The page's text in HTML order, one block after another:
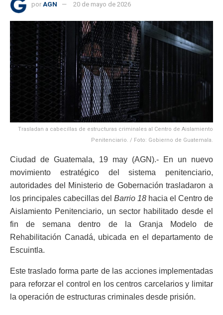
por AGN 20 de mayo de 2026
Trasladan a cabecillas de estructuras criminales al Centro de Aislamiento
Penitenciario. / Foto: Gobierno de Guatemala.
Ciudad de Guatemala, 19 may (AGN).- En un nuevo
movimiento estratégico del sistema penitenciario,
autoridades del Ministerio de Gobernación trasladaron a
los principales cabecillas del Barrio 18 hacia el Centro de
Aislamiento Penitenciario, un sector habilitado desde el
fin de semana dentro de la Granja Modelo de
Rehabilitación Canadá, ubicada en el departamento de
Escuintla.
Este traslado forma parte de las acciones implementadas
para reforzar el control en los centros carcelarios y limitar
la operación de estructuras criminales desde prisión.